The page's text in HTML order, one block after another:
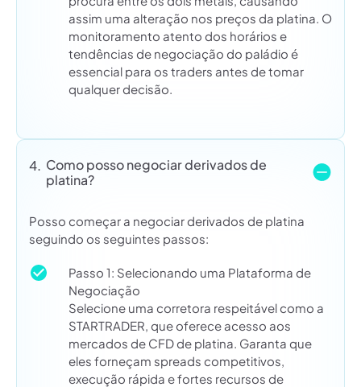
assim uma alteração nos preços da platina. O
monitoramento atento dos horários e
tendências de negociação do paládio é
essencial para os traders antes de tomar
qualquer decisão.
4. Como posso negociar derivados de
platina?
Posso começar a negociar derivados de platina
seguindo os seguintes passos:
Passo 1: Selecionando uma Plataforma de
Negociação
Selecione uma corretora respeitável como a
STARTRADER, que oferece acesso aos
mercados de CFD de platina. Garanta que
eles forneçam spreads competitivos,
execução rápida e fortes recursos de